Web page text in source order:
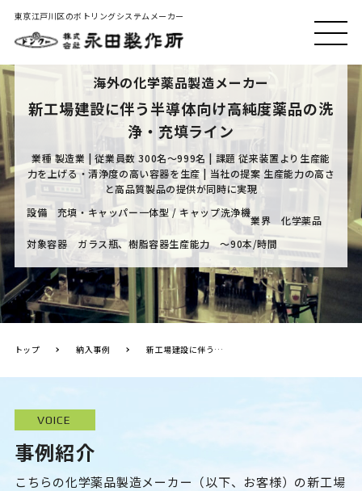
東京江戸川区のボトリングシステムメーカー
MEN
U
海外の化学薬品製造メーカー
新工場建設に伴う半導体向け高純度薬品の洗
浄・充填ライン
業種 製造業 | 従業員数 300名～999名 | 課題 従来装置より生産能
力を上げる・清浄度の高い容器を生産 | 当社の提案 生産能力の高さ
と高品質製品の提供が同時に実現
設備 充填・キャッパー一体型 / キャップ洗浄機
業界 化学薬品
対象容器 ガラス瓶、樹脂容器生産能力 ～90本/時間
トップ 納入事例 新工場建設に伴う半導体向け高純度薬品の洗浄・充填ライン
VOICE
事例紹介
こちらの化学薬品製造メーカー（以下、お客様）の新工場